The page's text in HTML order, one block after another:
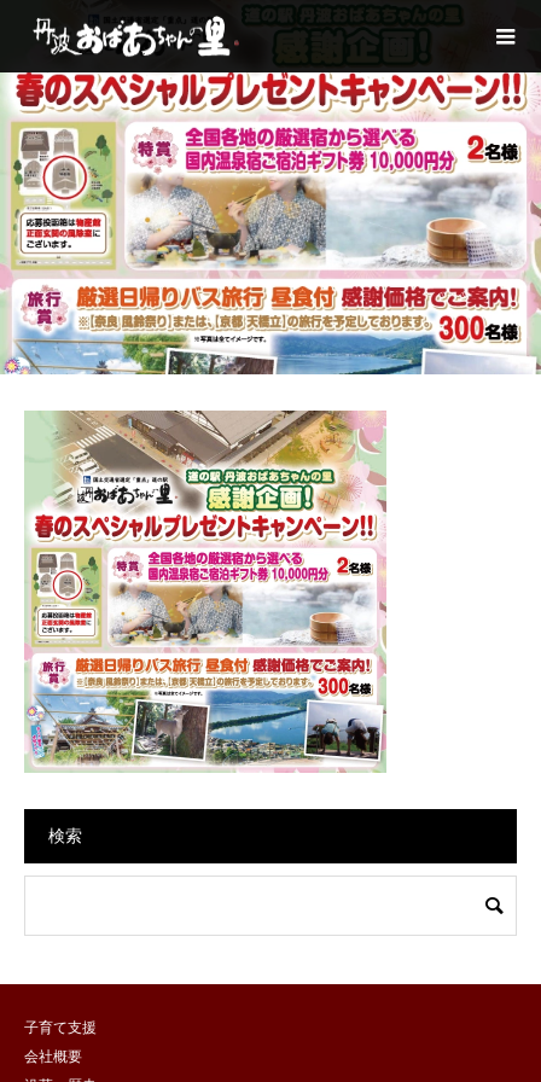
検索
子育て支援
会社概要